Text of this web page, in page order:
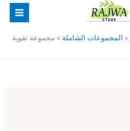
» المجموعات الشاملة » مجموعة تقوية